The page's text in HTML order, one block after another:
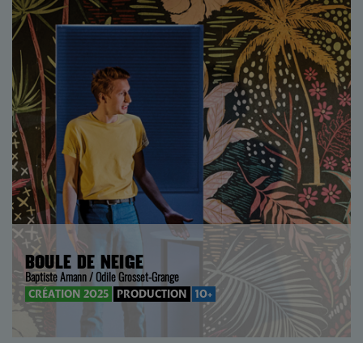
BOULE DE NEIGE
Baptiste Amann / Odile Grosset-Grange
CRÉATION 2025 PRODUCTION 10+